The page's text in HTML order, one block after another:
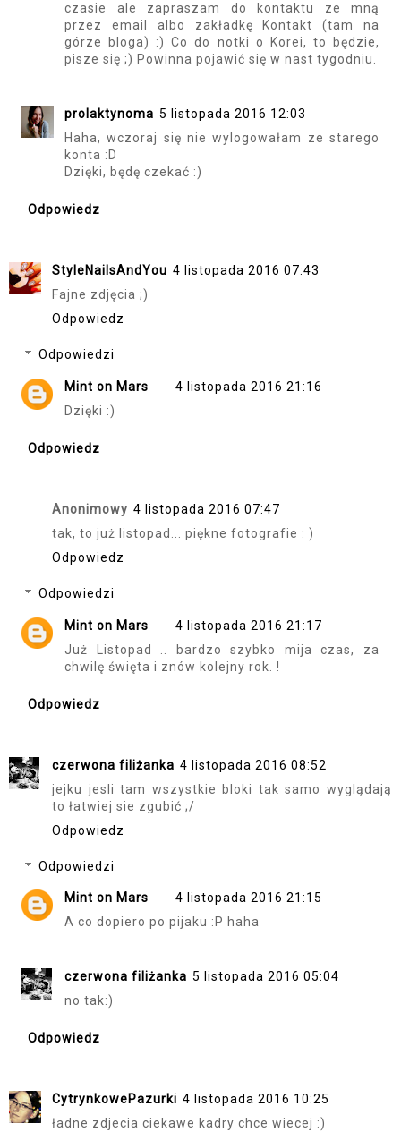
czasie ale zapraszam do kontaktu ze mną
przez email albo zakładkę Kontakt (tam na
górze bloga) :) Co do notki o Korei, to będzie,
pisze się ;) Powinna pojawić się w nast tygodniu.
prolaktynoma 5 listopada 2016 12:03
Haha, wczoraj się nie wylogowałam ze starego
konta :D
Dzięki, będę czekać :)
Odpowiedz
StyleNailsAndYou 4 listopada 2016 07:43
Fajne zdjęcia ;)
Odpowiedz
Odpowiedzi
Mint on Mars
4 listopada 2016 21:16
Dzięki :)
Odpowiedz
Anonimowy 4 listopada 2016 07:47
tak, to już listopad... piękne fotografie : )
Odpowiedz
Odpowiedzi
Mint on Mars
4 listopada 2016 21:17
Już Listopad .. bardzo szybko mija czas, za
chwilę święta i znów kolejny rok. !
Odpowiedz
czerwona filiżanka 4 listopada 2016 08:52
jejku jesli tam wszystkie bloki tak samo wyglądają
to łatwiej sie zgubić ;/
Odpowiedz
Odpowiedzi
Mint on Mars
4 listopada 2016 21:15
A co dopiero po pijaku :P haha
czerwona filiżanka 5 listopada 2016 05:04
no tak:)
Odpowiedz
CytrynkowePazurki 4 listopada 2016 10:25
ładne zdjecia ciekawe kadry chce wiecej :)